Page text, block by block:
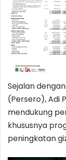
Sejalan
(Persero), Adi
mendukung
khususnya
peningkatan